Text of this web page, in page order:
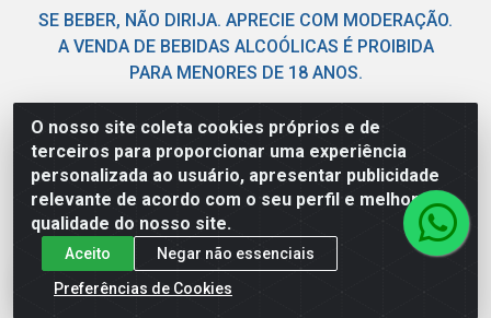
O nosso site coleta cookies próprios e de
terceiros para proporcionar uma experiência
personalizada ao usuário, apresentar publicidade
relevante de acordo com o seu perfil e melhorar a
qualidade do nosso site.
Aceito
Negar não essenciais
Preferências de Cookies
SE BEBER, NÃO DIRIJA. APRECIE COM MODERAÇÃO.
A VENDA DE BEBIDAS ALCOÓLICAS É PROIBIDA
PARA MENORES DE 18 ANOS.
Acioly Distribuidora - Av Piloto Pereira Tim - Parque de
Exposições - Parnamirim/RN - CEP 59146-480 - CNPJ
06.029.901/0001-92